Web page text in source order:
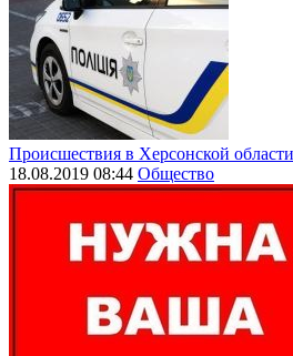
Происшествия в Херсонской области
18.08.2019 08:44 Общество